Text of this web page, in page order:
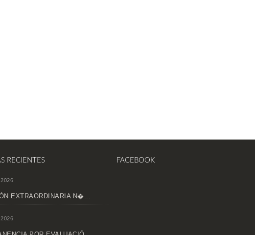
RECIENTES
EXTRAORDINARIA N�...
FACEBOOK